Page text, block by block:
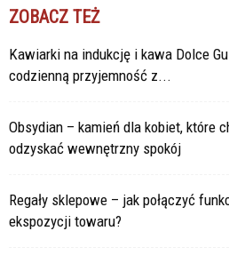
ZOBACZ TEŻ
Kawiarki na indukcję i kawa Dolce
codzienną przyjemność z...
Obsydian – kamień dla kobiet, które
odzyskać wewnętrzny spokój
Regały sklepowe – jak połączyć
ekspozycji towaru?